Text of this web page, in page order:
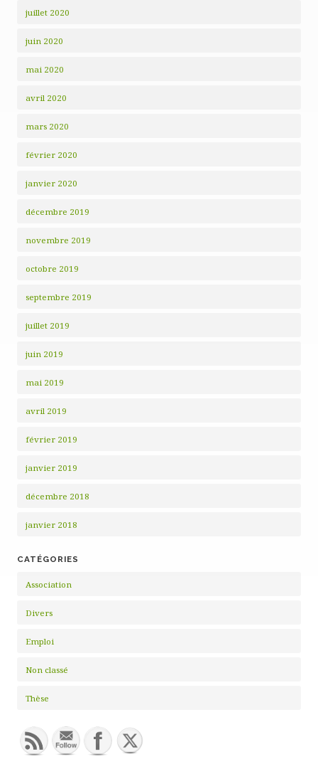
juillet 2020
juin 2020
mai 2020
avril 2020
mars 2020
février 2020
janvier 2020
décembre 2019
novembre 2019
octobre 2019
septembre 2019
juillet 2019
juin 2019
mai 2019
avril 2019
février 2019
janvier 2019
décembre 2018
janvier 2018
CATÉGORIES
Association
Divers
Emploi
Non classé
Thèse